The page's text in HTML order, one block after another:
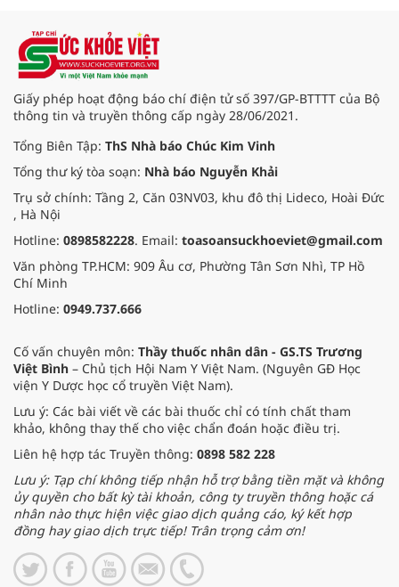
Giấy phép hoạt động báo chí điện tử số 397/GP-BTTTT của Bộ
thông tin và truyền thông cấp ngày 28/06/2021.
Tổng Biên Tập: ThS Nhà báo Chúc Kim Vinh
Tổng thư ký tòa soạn: Nhà báo Nguyễn Khải
Trụ sở chính: Tầng 2, Căn 03NV03, khu đô thị Lideco, Hoài Đức
, Hà Nội
Hotline: 0898582228. Email: toasoansuckhoeviet@gmail.com
Văn phòng TP.HCM: 909 Âu cơ, Phường Tân Sơn Nhì, TP Hồ
Chí Minh
Hotline: 0949.737.666
Cố vấn chuyên môn: Thầy thuốc nhân dân - GS.TS Trương
Việt Bình – Chủ tịch Hội Nam Y Việt Nam. (Nguyên GĐ Học
viện Y Dược học cổ truyền Việt Nam).
Lưu ý: Các bài viết về các bài thuốc chỉ có tính chất tham
khảo, không thay thế cho việc chẩn đoán hoặc điều trị.
Liên hệ hợp tác Truyền thông: 0898 582 228
Lưu ý: Tạp chí không tiếp nhận hỗ trợ bằng tiền mặt và không
ủy quyền cho bất kỳ tài khoản, công ty truyền thông hoặc cá
nhân nào thực hiện việc giao dịch quảng cáo, ký kết hợp
đồng hay giao dịch trực tiếp! Trân trọng cảm ơn!